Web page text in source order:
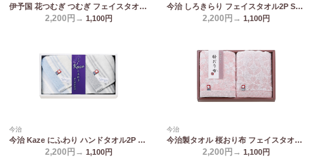
伊予国 花つむぎ つむぎ フェイスタオル&ウォッシュタオル IH2031
2,200円→ 1,100円
今治 しろきらり フェイスタオル2P S-51200
2,200円→ 1,100円
今治
今治 Kaze にふわり ハンドタオル2P KCN20200
2,200円→ 1,100円
今治
今治製タオル 桜おり布 フェイスタオル2P ピンク IS9620 PI/PU
2,200円→ 1,100円